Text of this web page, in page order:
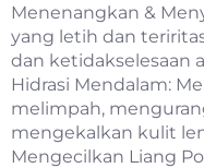
Menenangkan &
yang letih dan
dan ketidakselesaan
Hidrasi Mendalam:
melimpah,
mengekalkan kulit
Mengecilkan Liang